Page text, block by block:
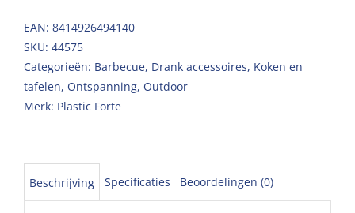
EAN: 8414926494140
SKU: 44575
Categorieën: Barbecue, Drank accessoires, Koken en
tafelen, Ontspanning, Outdoor
Merk: Plastic Forte
Beschrijving Specificaties Beoordelingen (0)